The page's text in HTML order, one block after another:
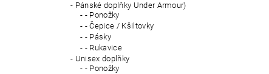
Pánské doplňky Under Armour)
- Ponožky
- Čepice / Kšiltovky
- Pásky
- Rukavice
Unisex doplňky
- Ponožky